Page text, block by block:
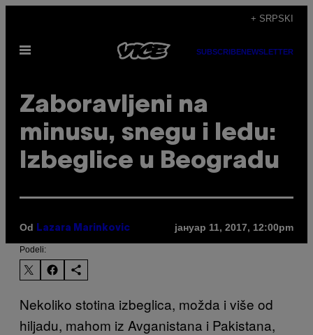
садржај
+ SRPSKI
Otvori
SUBSCRIBENEWSLETTER
Zaboravljeni na
minusu, snegu i ledu:
Izbeglice u Beogradu
Od Lazara Marinkovic јануар 11, 2017, 12:00pm
Podeli:
Nekoliko stotina izbeglica, možda i više od
hiljadu, mahom iz Avganistana i Pakistana,